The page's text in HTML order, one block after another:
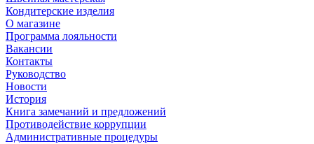
Кондитерские изделия
О магазине
Программа лояльности
Вакансии
Контакты
Руководство
Новости
История
Книга замечаний и предложений
Противодействие коррупции
Административные процедуры